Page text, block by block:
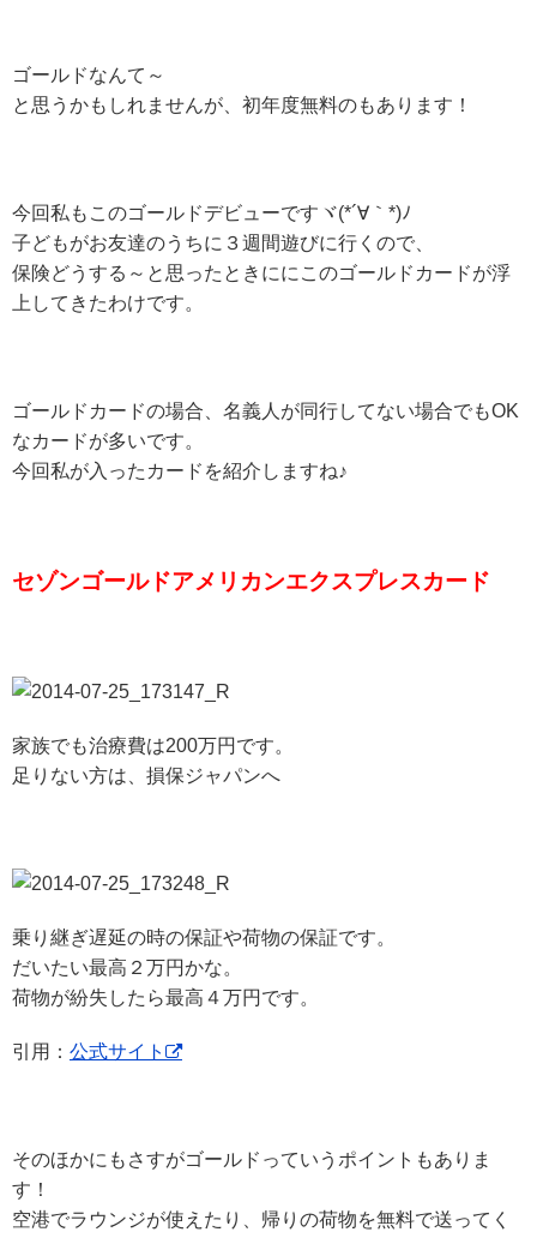
ゴールドなんて～
と思うかもしれませんが、初年度無料のもあります！
今回私もこのゴールドデビューですヾ(*´∀｀*)ﾉ
子どもがお友達のうちに３週間遊びに行くので、
保険どうする～と思ったときににこのゴールドカードが浮
上してきたわけです。
ゴールドカードの場合、名義人が同行してない場合でもOK
なカードが多いです。
今回私が入ったカードを紹介しますね♪
セゾンゴールドアメリカンエクスプレスカード
家族でも治療費は200万円です。
足りない方は、損保ジャパンへ
乗り継ぎ遅延の時の保証や荷物の保証です。
だいたい最高２万円かな。
荷物が紛失したら最高４万円です。
引用： 公式サイト
そのほかにもさすがゴールドっていうポイントもありま
す！
空港でラウンジが使えたり、帰りの荷物を無料で送ってく